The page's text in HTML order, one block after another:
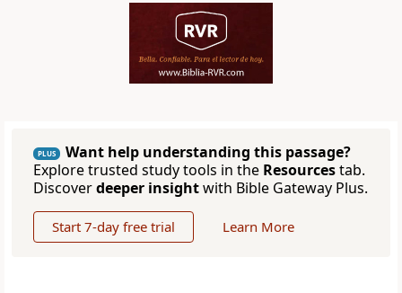
PLUS
Want help understanding this passage?
Explore trusted study tools in the Resourcestab.
Discoverdeeper insightwith Bible Gateway Plus.
Start 7-day free trial Learn More